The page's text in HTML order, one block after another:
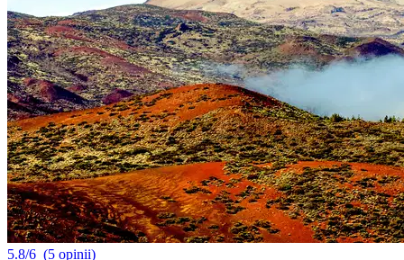
5.8/6 (5 opinii)